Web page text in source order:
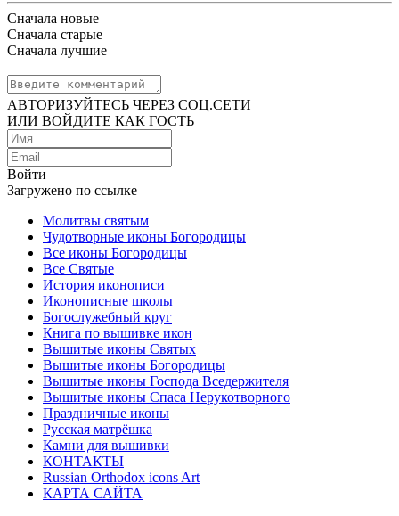
Сначала новые
Сначала старые
Сначала лучшие
АВТОРИЗУЙТЕСЬ ЧЕРЕЗ СОЦ.СЕТИ
ИЛИ ВОЙДИТЕ КАК ГОСТЬ
Войти
Загружено по ссылке
Молитвы святым
Чудотворные иконы Богородицы
Все иконы Богородицы
Все Святые
История иконописи
Иконописные школы
Богослужебный круг
Книга по вышивке икон
Вышитые иконы Святых
Вышитые иконы Богородицы
Вышитые иконы Господа Вседержителя
Вышитые иконы Спаса Нерукотворного
Праздничные иконы
Русская матрёшка
Камни для вышивки
КОНТАКТЫ
Russian Orthodox icons Art
КАРТА САЙТА